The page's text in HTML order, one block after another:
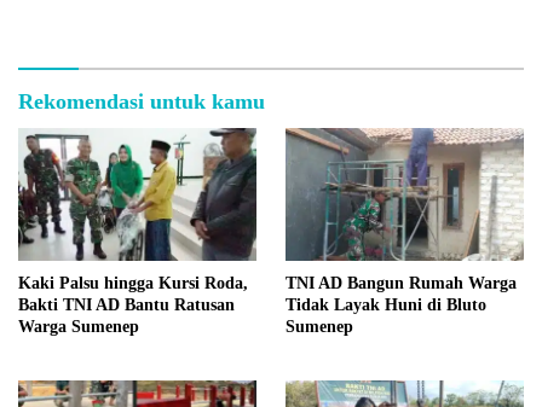
Rekomendasi untuk kamu
Kaki Palsu hingga Kursi Roda,
Bakti TNI AD Bantu Ratusan
Warga Sumenep
TNI AD Bangun Rumah Warga
Tidak Layak Huni di Bluto
Sumenep